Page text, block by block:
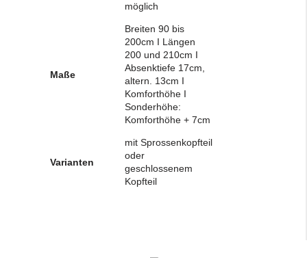
möglich
Maße
Breiten 90 bis
200cm I Längen
200 und 210cm I
Absenktiefe 17cm,
altern. 13cm I
Komforthöhe I
Sonderhöhe:
Komforthöhe + 7cm
Varianten
mit Sprossenkopfteil
oder
geschlossenem
Kopfteil